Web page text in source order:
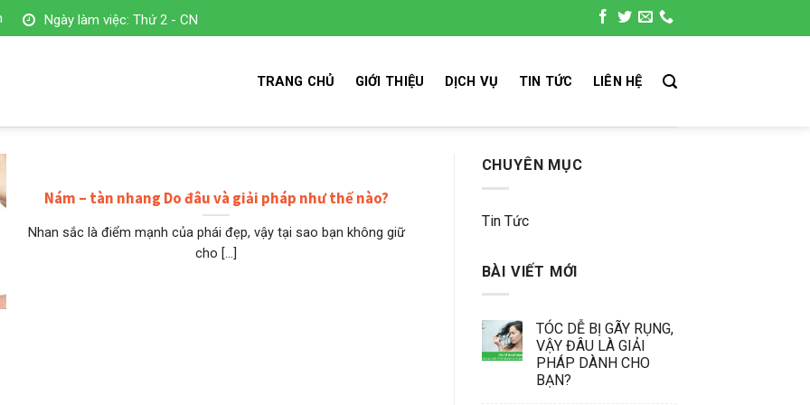
Ngày làm việc: Thứ 2 - CN
TRANG CHỦ GIỚI THIỆU DỊCH VỤ TIN TỨC LIÊN HỆ
Nám – tàn nhang Do đâu và giải pháp như thế nào?
Nhan sắc là điểm mạnh của phái đẹp, vậy tại sao bạn không giữ
cho [...]
CHUYÊN MỤC
Tin Tức
BÀI VIẾT MỚI
TÓC DỄ BỊ GÃY RỤNG,
VẬY ĐÂU LÀ GIẢI
PHÁP DÀNH CHO
BẠN?